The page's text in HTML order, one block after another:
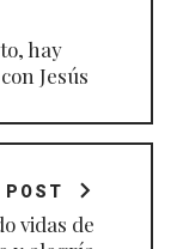
hay
Jesús
POST
vidas de